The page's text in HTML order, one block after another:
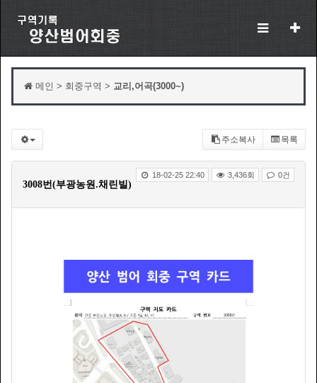
메인 > 회중구역 > 교리,어곡(3000~)
주소복사 목록
3008번(부광농원.채린빌)
18-02-25 22:40 3,436회 0건